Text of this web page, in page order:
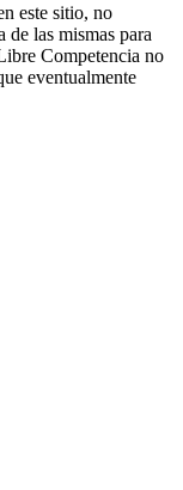
este sitio, no
las mismas para
Competencia no
eventualmente